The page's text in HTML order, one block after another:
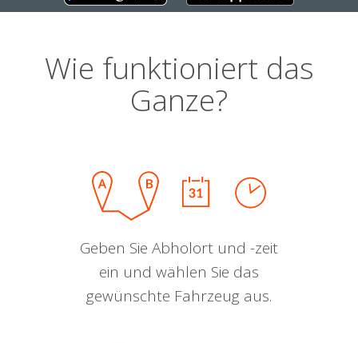
Wie funktioniert das
Ganze?
Geben Sie Abholort und -zeit
ein und wählen Sie das
gewünschte Fahrzeug aus.